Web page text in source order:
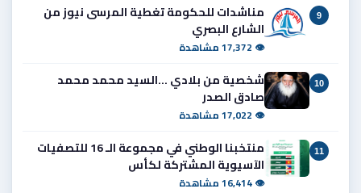
9
مناشدات للحكومة تغطية المرسى نيوز من
الشارع البصري
👁 17,372 مشاهدة
10
شخصية من بلادي ...السيد محمد محمد
صادق الصدر
👁 17,022 مشاهدة
11
منتخبنا الوطني في مجموعة الـ 16 للتصفيات
الآسيوية المشتركة لكأس
👁 16,414 مشاهدة